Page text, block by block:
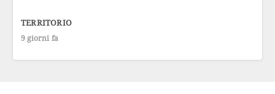
TERRITORIO
9 giorni fa